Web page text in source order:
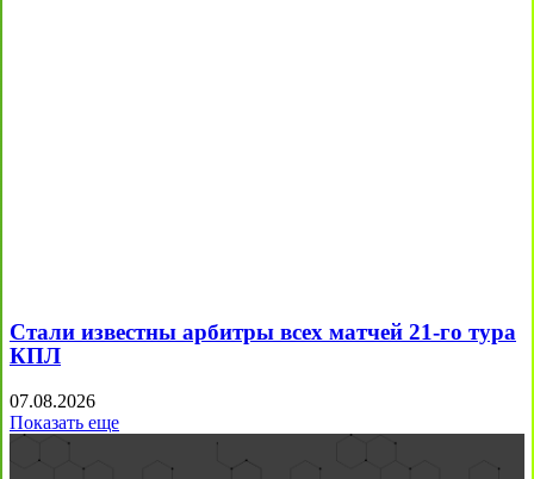
Стали известны арбитры всех матчей 21-го тура
КПЛ
07.08.2026
Показать еще